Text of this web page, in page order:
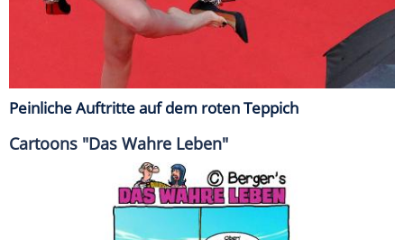
Peinliche Auftritte auf dem roten Teppich
Cartoons "Das Wahre Leben"